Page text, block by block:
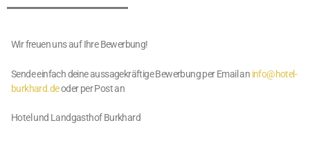
Wir freuen uns auf Ihre Bewerbung!
Sende einfach deine aussagekräftige Bewerbung per Email an info@hotel-
burkhard.deoder per Post an
Hotel und Landgasthof Burkhard